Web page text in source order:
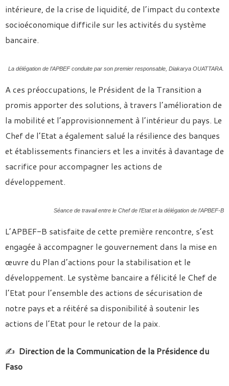
intérieure, de la crise de liquidité, de l’impact du contexte
socioéconomique difficile sur les activités du système
bancaire.
La délégation de l’APBEF conduite par son premier responsable, Diakarya OUATTARA.
A ces préoccupations, le Président de la Transition a
promis apporter des solutions, à travers l’amélioration de
la mobilité et l’approvisionnement à l’intérieur du pays. Le
Chef de l’Etat a également salué la résilience des banques
et établissements financiers et les a invités à davantage de
sacrifice pour accompagner les actions de
développement.
Séance de travail entre le Chef de l’Etat et la délégation de l’APBEF-B
L’APBEF-B satisfaite de cette première rencontre, s’est
engagée à accompagner le gouvernement dans la mise en
œuvre du Plan d’actions pour la stabilisation et le
développement. Le système bancaire a félicité le Chef de
l’Etat pour l’ensemble des actions de sécurisation de
notre pays et a réitéré sa disponibilité à soutenir les
actions de l’Etat pour le retour de la paix.
✍️ Direction de la Communication de la Présidence du
Faso